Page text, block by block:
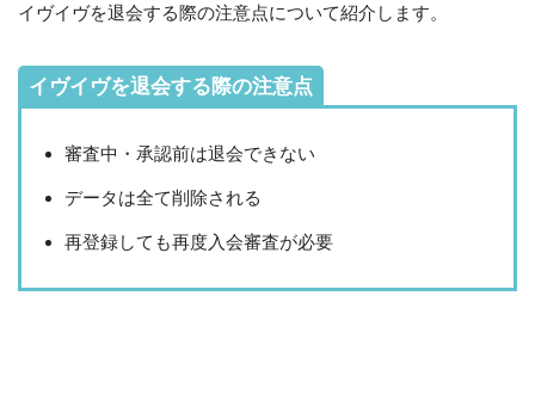
イヴイヴを退会する際の注意点について紹介します。
イヴイヴを退会する際の注意点
審査中・承認前は退会できない
データは全て削除される
再登録しても再度入会審査が必要